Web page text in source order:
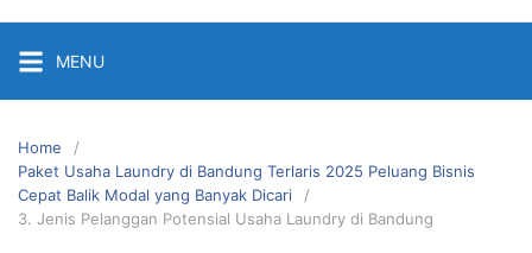
MENU
Home
Paket Usaha Laundry di Bandung Terlaris 2025 Peluang Bisnis
Cepat Balik Modal yang Banyak Dicari
3. Jenis Pelanggan Potensial Usaha Laundry di Bandung